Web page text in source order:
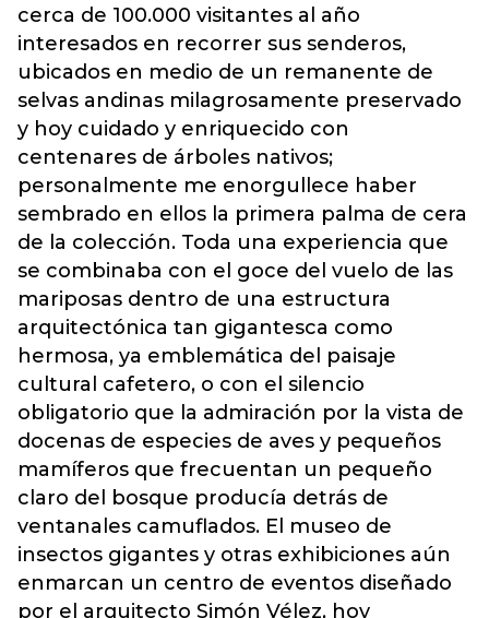
cerca de 100.000 visitantes al año
interesados en recorrer sus senderos,
ubicados en medio de un remanente de
selvas andinas milagrosamente preservado
y hoy cuidado y enriquecido con
centenares de árboles nativos;
personalmente me enorgullece haber
sembrado en ellos la primera palma de cera
de la colección. Toda una experiencia que
se combinaba con el goce del vuelo de las
mariposas dentro de una estructura
arquitectónica tan gigantesca como
hermosa, ya emblemática del paisaje
cultural cafetero, o con el silencio
obligatorio que la admiración por la vista de
docenas de especies de aves y pequeños
mamíferos que frecuentan un pequeño
claro del bosque producía detrás de
ventanales camuflados. El museo de
insectos gigantes y otras exhibiciones aún
enmarcan un centro de eventos diseñado
por el arquitecto Simón Vélez, hoy